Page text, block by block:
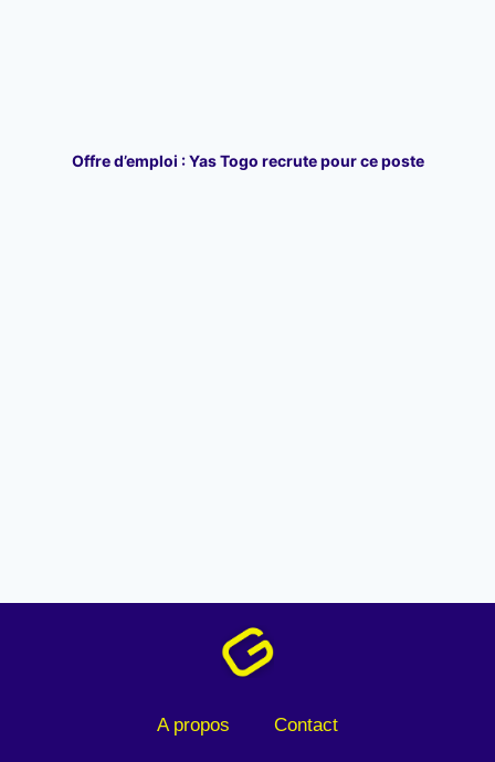
Offre d’emploi : Yas Togo recrute pour ce poste
A propos Contact